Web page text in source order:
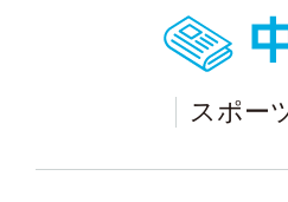
スポー